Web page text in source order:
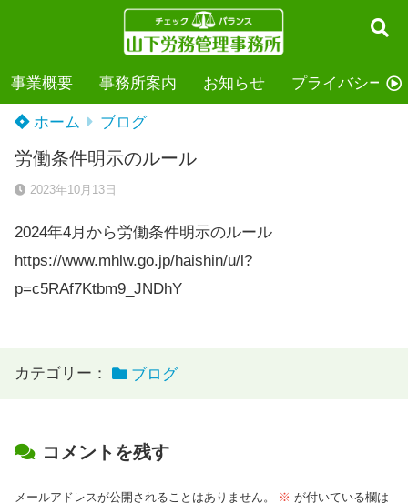
事業概要 事務所案内 お知らせ プライバシーポ
ホーム ブログ
労働条件明示のルール
2023年10月13日
2024年4月から労働条件明示のルール
https://www.mhlw.go.jp/haishin/u/l?
p=c5RAf7Ktbm9_JNDhY
カテゴリー： ブログ
コメントを残す
メールアドレスが公開されることはありません。 ※ が付いている欄は